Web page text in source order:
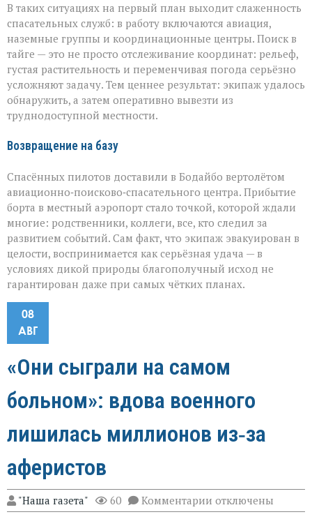
В таких ситуациях на первый план выходит слаженность
спасательных служб: в работу включаются авиация,
наземные группы и координационные центры. Поиск в
тайге — это не просто отслеживание координат: рельеф,
густая растительность и переменчивая погода серьёзно
усложняют задачу. Тем ценнее результат: экипаж удалось
обнаружить, а затем оперативно вывезти из
труднодоступной местности.
Возвращение на базу
Спасённых пилотов доставили в Бодайбо вертолётом
авиационно‑поисково‑спасательного центра. Прибытие
борта в местный аэропорт стало точкой, которой ждали
многие: родственники, коллеги, все, кто следил за
развитием событий. Сам факт, что экипаж эвакуирован в
целости, воспринимается как серьёзная удача — в
условиях дикой природы благополучный исход не
гарантирован даже при самых чётких планах.
08
АВГ
«Они сыграли на самом
больном»: вдова военного
лишилась миллионов из‑за
аферистов
"Наша газета" 60 Комментарии к
записи
отключены